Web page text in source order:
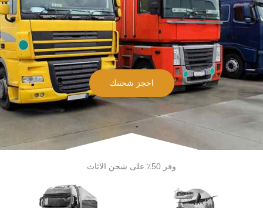
احجز شحنتك
وفر 50٪ على شحن الاثاث